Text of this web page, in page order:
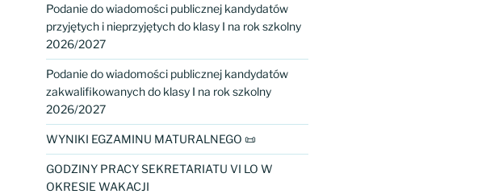
Podanie do wiadomości publicznej kandydatów
przyjętych i nieprzyjętych do klasy I na rok szkolny
2026/2027
Podanie do wiadomości publicznej kandydatów
zakwalifikowanych do klasy I na rok szkolny
2026/2027
WYNIKI EGZAMINU MATURALNEGO 📜
GODZINY PRACY SEKRETARIATU VI LO W
OKRESIE WAKACJI